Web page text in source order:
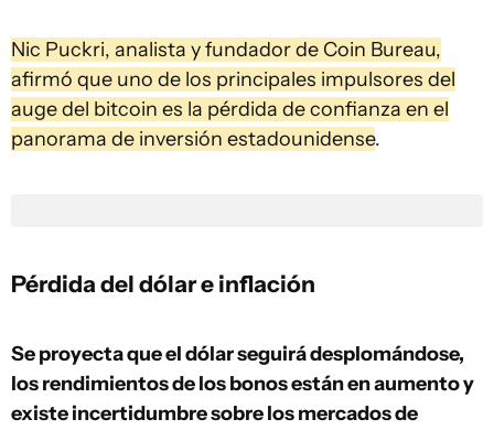
Nic Puckri, analista y fundador de Coin Bureau,
afirmó que uno de los principales impulsores del
auge del bitcoin es la pérdida de confianza en el
panorama de inversión estadounidense.
Pérdida del dólar e inflación
Se proyecta que el dólar seguirá desplomándose,
los rendimientos de los bonos están en aumento y
existe incertidumbre sobre los mercados de